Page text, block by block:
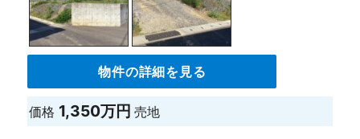
物件の詳細を見る
価格 1,350万円売地